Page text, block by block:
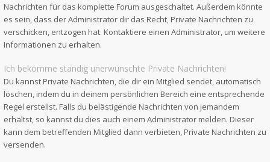
Nachrichten für das komplette Forum ausgeschaltet. Außerdem könnte
es sein, dass der Administrator dir das Recht, Private Nachrichten zu
verschicken, entzogen hat. Kontaktiere einen Administrator, um weitere
Informationen zu erhalten.
Ich bekomme ständig unerwünschte Private Nachrichten!
Du kannst Private Nachrichten, die dir ein Mitglied sendet, automatisch
löschen, indem du in deinem persönlichen Bereich eine entsprechende
Regel erstellst. Falls du belästigende Nachrichten von jemandem
erhältst, so kannst du dies auch einem Administrator melden. Dieser
kann dem betreffenden Mitglied dann verbieten, Private Nachrichten zu
versenden.